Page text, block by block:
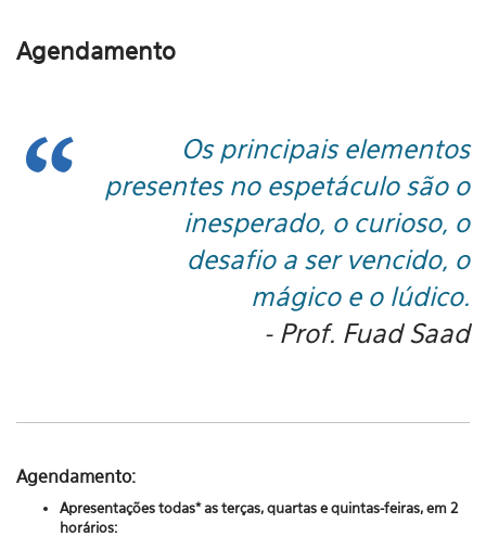
Agendamento
Os principais elementos
presentes no espetáculo são o
inesperado, o curioso, o
desafio a ser vencido, o
mágico e o lúdico.
- Prof. Fuad Saad
Agendamento:
Apresentações todas* as terças, quartas e quintas-feiras, em 2
horários: